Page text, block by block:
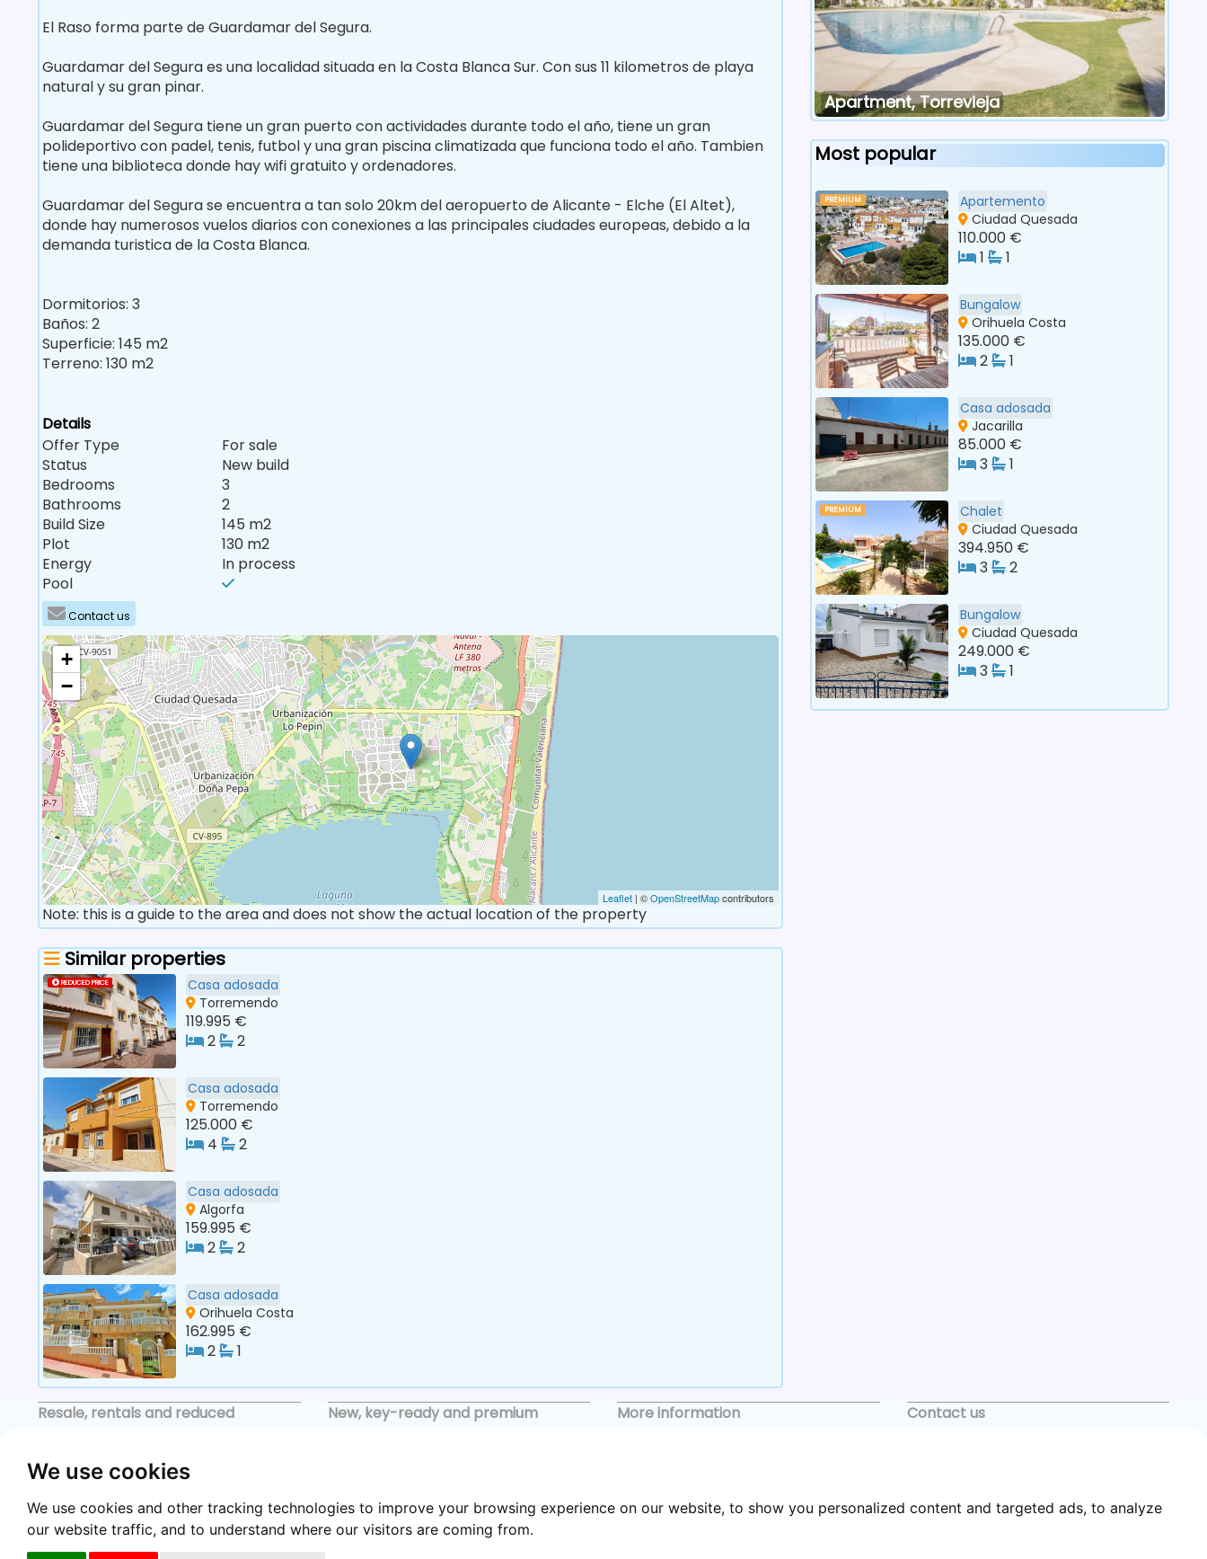
We use cookies
We use cookies and other tracking technologies to improve your browsing experience on our website, to show you personalized content and targeted ads, to analyze
our website traffic, and to understand where our visitors are coming from.
El Raso forma parte de Guardamar del Segura.
Guardamar del Segura es una localidad situada en la Costa Blanca Sur. Con sus 11 kilometros de playa
natural y su gran pinar.
Guardamar del Segura tiene un gran puerto con actividades durante todo el año, tiene un gran
polideportivo con padel, tenis, futbol y una gran piscina climatizada que funciona todo el año. Tambien
tiene una biblioteca donde hay wifi gratuito y ordenadores.
Guardamar del Segura se encuentra a tan solo 20km del aeropuerto de Alicante - Elche (El Altet),
donde hay numerosos vuelos diarios con conexiones a las principales ciudades europeas, debido a la
demanda turistica de la Costa Blanca.
Dormitorios: 3
Baños: 2
Superficie: 145 m2
Terreno: 130 m2
Details
Offer Type
For sale
Status
New build
Bedrooms
3
Bathrooms
2
Build Size
145 m2
Plot
130 m2
Energy
In process
Pool
Contact us
+
−
Leaflet | ©OpenStreetMapcontributors
Note: this is a guide to the area and does not show the actual location of the property
Similar properties
REDUCED PRICE
Casa adosada
Torremendo
119.995 €
2
2
Casa adosada
Torremendo
125.000 €
4
2
Casa adosada
Algorfa
159.995 €
2
2
Casa adosada
Orihuela Costa
162.995 €
2
1
Apartment, Torrevieja
Most popular
PREMIUM
Apartemento
Ciudad Quesada
110.000 €
1
1
Bungalow
Orihuela Costa
135.000 €
2
1
Casa adosada
Jacarilla
85.000 €
3
1
PREMIUM
Chalet
Ciudad Quesada
394.950 €
3
2
Bungalow
Ciudad Quesada
249.000 €
3
1
Resale, rentals and reduced
Reduced price
Rentals
All properties
New, key-ready and premium
Premium listings
All properties
More information
About
Contact us